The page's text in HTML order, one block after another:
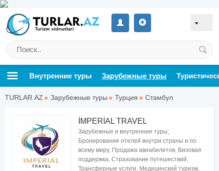
Внутренние туры Зарубежные туры
TURLAR.AZ ▸ Зарубежные туры ▸ Турция ▸ Стамбул
İMPERİAL TRAVEL
Зарубежные и внутренние туры;
Бронирование отелей внутри страны и по
всему миру, Продажа авиабилетов, Визовая
поддержка, Страхование путешествий,
Трансферные услуги, Медицинский туризм,